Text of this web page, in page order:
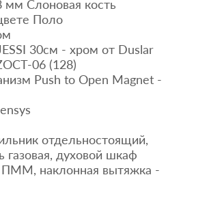
Слоновая кость
Поло
30см - хром от Duslar
06 (128)
Push to Open Magnet -
отдельностоящий,
газовая, духовой шкаф
ПММ, наклонная вытяжка -